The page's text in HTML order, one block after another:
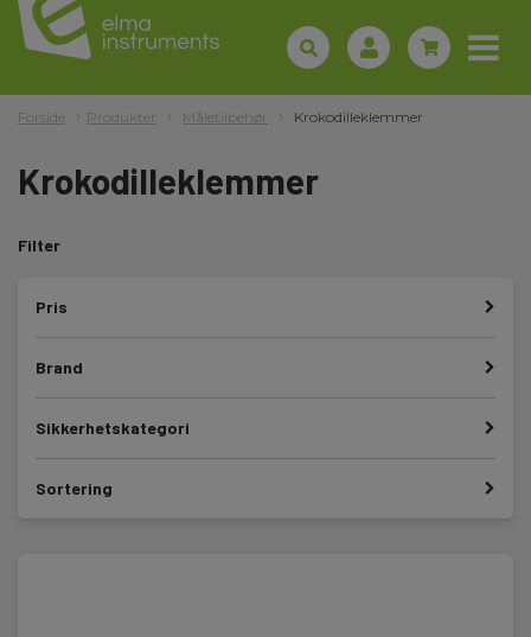
Forside Produkter Måletilbehør Krokodilleklemmer
Krokodilleklemmer
Filter
Pris
Brand
Sikkerhetskategori
Sortering